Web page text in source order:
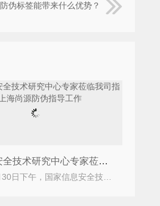
伪标签能带来什么优势？
国家信息安全技术研究中心专家莅临我司指导上海尚源防伪指导工作
当地时间1月30日下午，国家信息安全技术研究中心专家——文仲慧 先生第二次莅临我司进行技术指导与